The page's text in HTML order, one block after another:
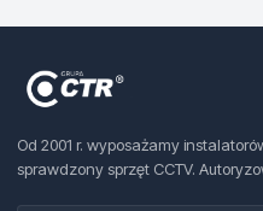
Od 2001 r. wyposażamy
sprawdzony sprzęt CCTV.